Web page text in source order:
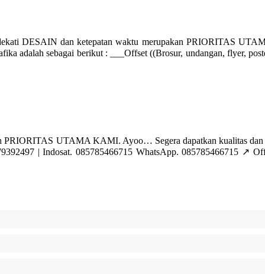
DESAIN dan ketepatan waktu merupakan PRIORITAS
sebagai berikut : ___Offset ((Brosur, undangan, flyer,
UTAMA KAMI. Ayoo… Segera dapatkan kualitas dan
| Indosat. 085785466715 WhatsApp. 085785466715 ↗️